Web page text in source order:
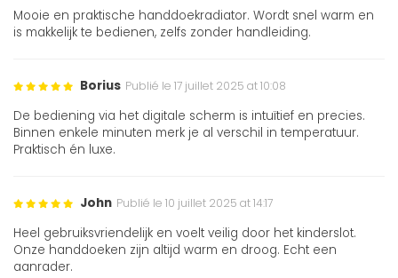
Mooie en praktische handdoekradiator. Wordt snel warm en
is makkelijk te bedienen, zelfs zonder handleiding.
Borius Publié le 17 juillet 2025 at 10:08
De bediening via het digitale scherm is intuïtief en precies.
Binnen enkele minuten merk je al verschil in temperatuur.
Praktisch én luxe.
John Publié le 10 juillet 2025 at 14:17
Heel gebruiksvriendelijk en voelt veilig door het kinderslot.
Onze handdoeken zijn altijd warm en droog. Echt een
aanrader.